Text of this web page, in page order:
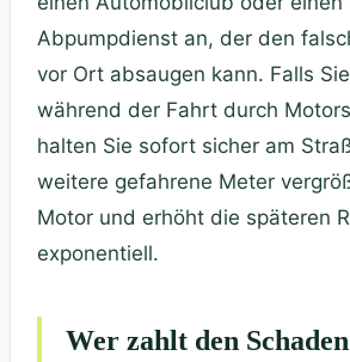
Abpumpdienst an, der den
vor Ort absaugen kann. Falls
während der Fahrt durch
halten Sie sofort sicher am
weitere gefahrene Meter
Motor und erhöht die späteren
exponentiell.
Wer zahlt den